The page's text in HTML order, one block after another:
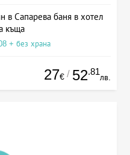
в Сапарева баня в хотел
къща
+ без храна
27€ / 52.81
лв.